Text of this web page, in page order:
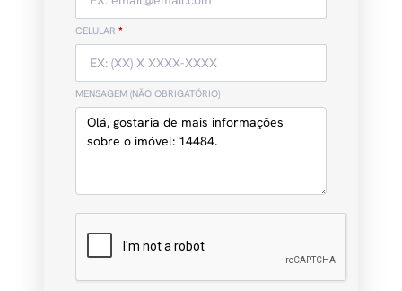
CELULAR *
MENSAGEM (NÃO OBRIGATÓRIO)